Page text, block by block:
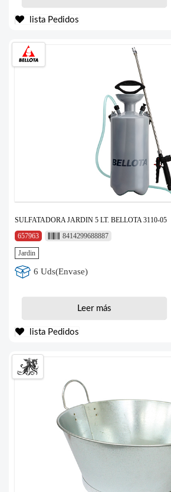
lista Pedidos
SULFATADORA JARDIN 5 LT. BELLOTA 3110-05
657963
8414299688887
Jardin
6 Uds(Envase)
Leer más
lista Pedidos